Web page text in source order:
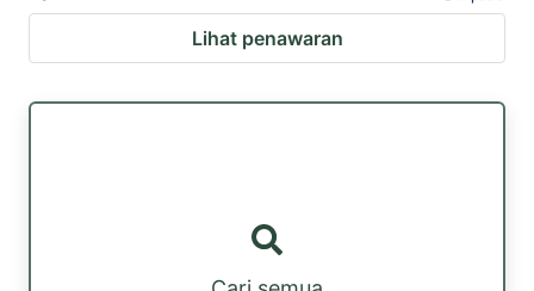
Lihat penawaran